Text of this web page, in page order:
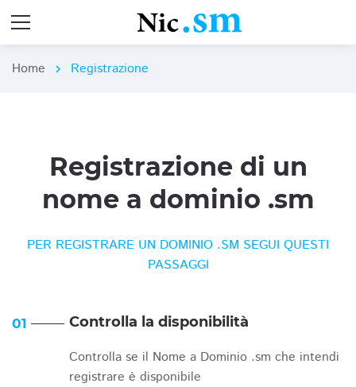
Home chevron_right Registrazione
Registrazione di un
nome a dominio .sm
PER REGISTRARE UN DOMINIO .SM SEGUI QUESTI
PASSAGGI
01 Controlla la disponibilità
Controlla se il Nome a Dominio .sm che intendi
registrare è disponibile